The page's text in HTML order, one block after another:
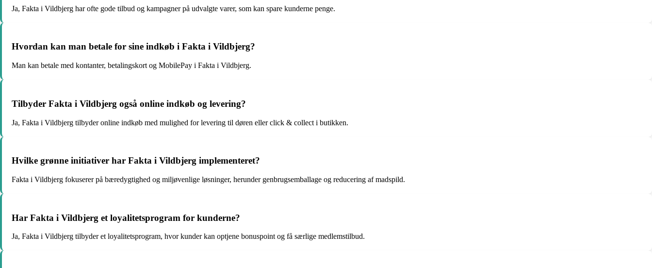
Ja, Fakta i Vildbjerg har ofte gode tilbud og kampagner på udvalgte varer, som kan spare kunderne penge.
Hvordan kan man betale for sine indkøb i Fakta i Vildbjerg?
Man kan betale med kontanter, betalingskort og MobilePay i Fakta i Vildbjerg.
Tilbyder Fakta i Vildbjerg også online indkøb og levering?
Ja, Fakta i Vildbjerg tilbyder online indkøb med mulighed for levering til døren eller click & collect i butikken.
Hvilke grønne initiativer har Fakta i Vildbjerg implementeret?
Fakta i Vildbjerg fokuserer på bæredygtighed og miljøvenlige løsninger, herunder genbrugsemballage og reducering af madspild.
Har Fakta i Vildbjerg et loyalitetsprogram for kunderne?
Ja, Fakta i Vildbjerg tilbyder et loyalitetsprogram, hvor kunder kan optjene bonuspoint og få særlige medlemstilbud.